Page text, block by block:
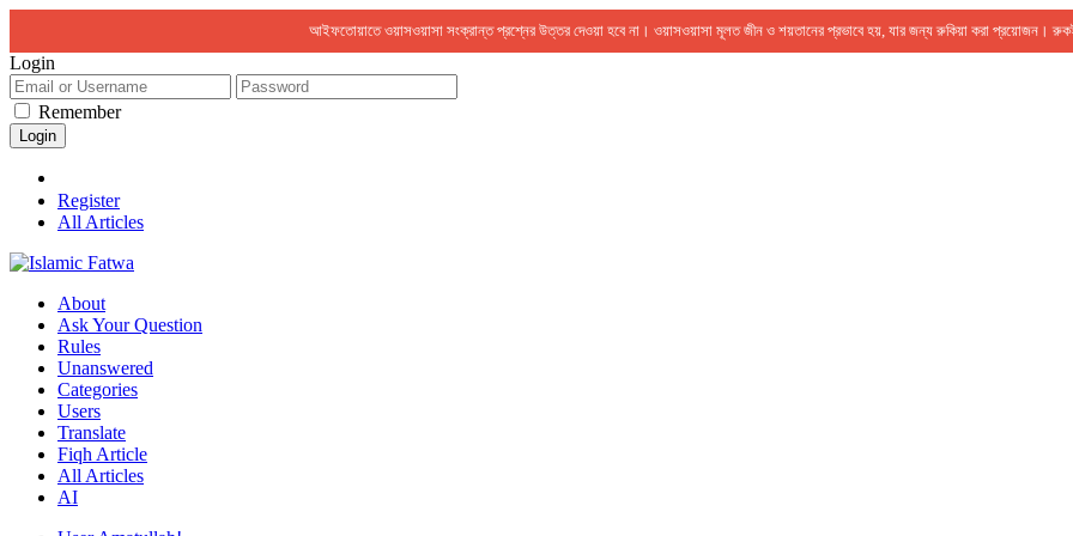
আইফতোয়াতে ওয়াসওয়াসা সংক্রান্ত প্রশ্নের উত্তর দেওয়া হবে না। ওয়াসওয়াসা মূলত জীন ও শয়তানের প্রভাবে হয়, যার জন্য রুকিয়া করা প্রয়োজন।
Login
Remember
Register
All Articles
About
Ask Your Question
Rules
Unanswered
Categories
Users
Translate
Fiqh Article
All Articles
AI